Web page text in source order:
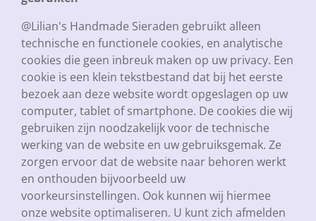
@Lilian's Handmade Sieraden gebruikt alleen
technische en functionele cookies, en analytische
cookies die geen inbreuk maken op uw privacy. Een
cookie is een klein tekstbestand dat bij het eerste
bezoek aan deze website wordt opgeslagen op uw
computer, tablet of smartphone. De cookies die wij
gebruiken zijn noodzakelijk voor de technische
werking van de website en uw gebruiksgemak. Ze
zorgen ervoor dat de website naar behoren werkt
en onthouden bijvoorbeeld uw
voorkeursinstellingen. Ook kunnen wij hiermee
onze website optimaliseren. U kunt zich afmelden